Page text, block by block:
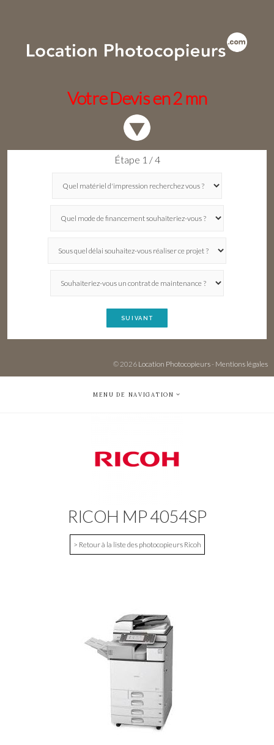
Votre Devis en 2 mn
Étape 1 / 4
SUIVANT
© 2026 Location Photocopieurs- Mentions légales
MENU DE NAVIGATION
RICOH MP 4054SP
> Retour à la liste des photocopieurs Ricoh